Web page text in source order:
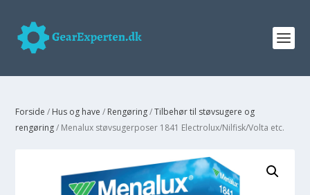
Forside / Hus og have / Rengøring/Tilbehør til støvsugere og
rengøring/ Menalux støvsugerposer 1841 Electrolux/Nilfisk/Volta etc.